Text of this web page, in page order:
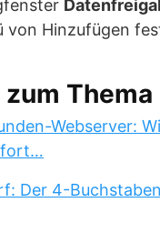
von Hinzufügen
Thema
Webserver:
Der 4-